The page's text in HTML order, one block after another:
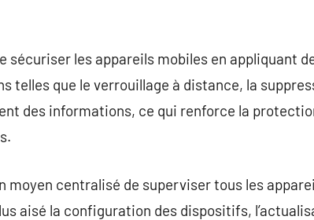
sécuriser les appareils mobiles en appliquant
telles que le verrouillage à distance, la
des informations, ce qui renforce la
moyen centralisé de superviser tous les
aisé la configuration des dispositifs,